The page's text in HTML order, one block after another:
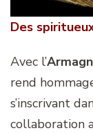
Des
Avec l’
rend
s’inscrivant
collaboration